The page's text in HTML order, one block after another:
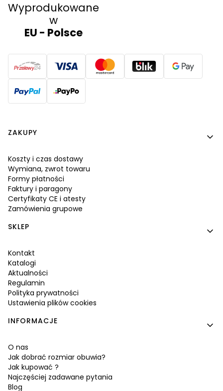
Wyprodukowane
w
EU - Polsce
Linki w stopce
ZAKUPY
Koszty i czas dostawy
Wymiana, zwrot towaru
Formy płatności
Faktury i paragony
Certyfikaty CE i atesty
Zamówienia grupowe
SKLEP
Kontakt
Katalogi
Aktualności
Regulamin
Polityka prywatności
Ustawienia plików cookies
INFORMACJE
O nas
Jak dobrać rozmiar obuwia?
Jak kupować ?
Najczęściej zadawane pytania
Blog